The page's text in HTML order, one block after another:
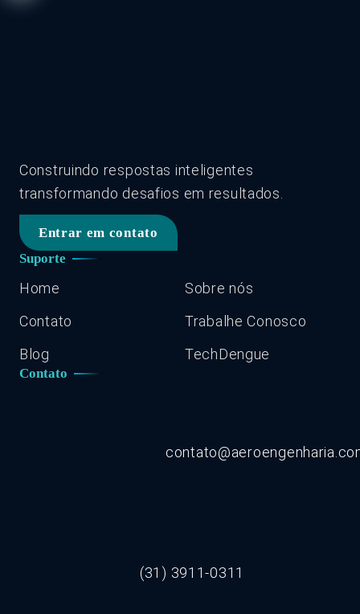
Construindo respostas inteligentes
transformando desafios em resultados.
Entrar em contato
Suporte
Home
Sobre nós
Contato
Trabalhe Conosco
Blog
TechDengue
Contato
(31) 3911-0311